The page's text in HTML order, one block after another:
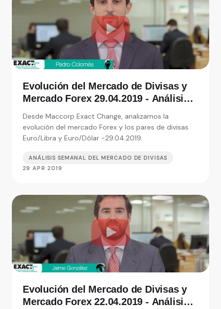
Evolución del Mercado de Divisas y
Mercado Forex 29.04.2019 - Análisis
de moneda
Desde Maccorp Exact Change, analizamos la
evolución del mercado Forex y los pares de divisas
Euro/Libra y Euro/Dólar -29.04.2019.
ANÁLISIS SEMANAL DEL MERCADO DE DIVISAS
29 APR 2019
Evolución del Mercado de Divisas y
Mercado Forex 22.04.2019 - Análisis